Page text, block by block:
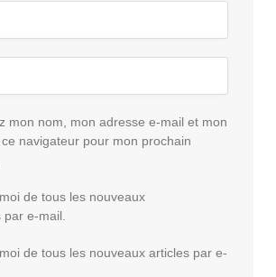
mon nom, mon adresse e-mail et mon
navigateur pour mon prochain
de tous les nouveaux
e-mail.
de tous les nouveaux articles par e-